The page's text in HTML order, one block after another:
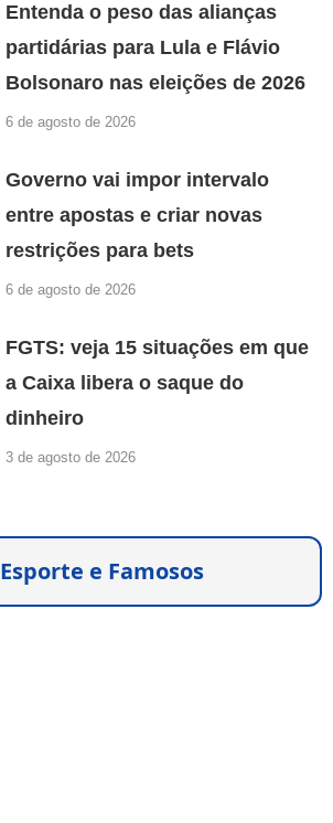
Entenda o peso das alianças
partidárias para Lula e Flávio
Bolsonaro nas eleições de 2026
6 de agosto de 2026
Governo vai impor intervalo
entre apostas e criar novas
restrições para bets
6 de agosto de 2026
FGTS: veja 15 situações em que
a Caixa libera o saque do
dinheiro
3 de agosto de 2026
Esporte e Famosos